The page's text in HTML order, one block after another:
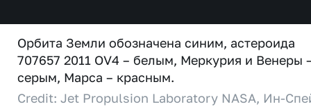
Орбита Земли обозначена синим, астероида
707657 2011 OV4 – белым, Меркурия и Венеры
серым, Марса – красным.
Credit: Jet Propulsion Laboratory NASA, Ин-